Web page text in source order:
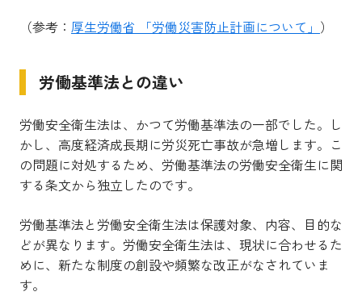
（参考： 厚生労働省 「労働災害防止計画について」 ）
労働基準法との違い
労働安全衛生法は、かつて労働基準法の一部でした。 し
かし、高度経済成長期に労災死亡事故が急増します。こ
の問題に対処するため、 労働基準法の労働安全衛生に関
する条文から独立したのです。
労働基準法と労働安全衛生法は保護対象、内容、目的な
どが異なります。 労働安全衛生法は、現状に合わせるた
めに、新たな制度の創設や頻繁な改正がなされていま
す。